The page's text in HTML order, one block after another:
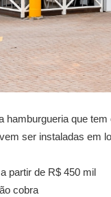
hamburgueria que
ser instaladas em
a partir de R$ 450 mil
cobra